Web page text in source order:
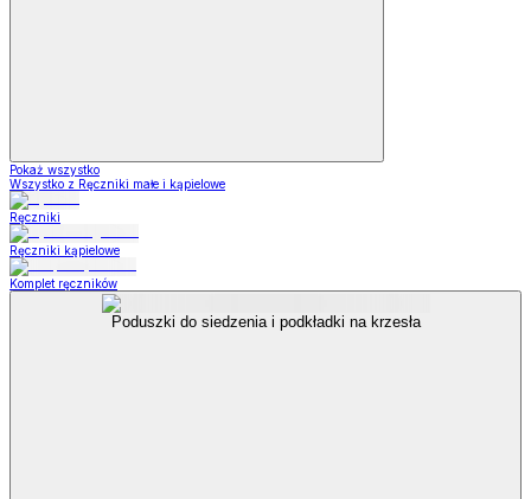
Pokaż wszystko
Wszystko z Ręczniki małe i kąpielowe
Ręczniki
Ręczniki kąpielowe
Komplet ręczników
Poduszki do siedzenia i podkładki na krzesła